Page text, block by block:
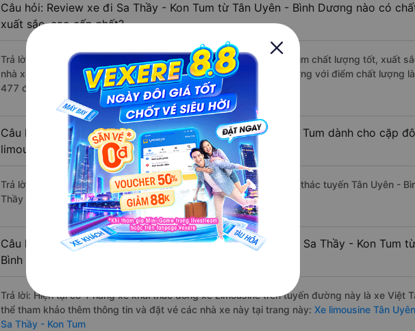
Câu hỏi: Review xe đi Sa Thầy - Kon Tum từ Tân Uyên - Bình Dương nào có
xuất sắc, cao cấp nhất?
Trả lời: Những hãng xe đi Tân Uyên - Bình Dương Sa Thầy - Kon Tum chất lượng tốt, xuất
nhà xe Việt Tân Phát đi Sa Thầy - Kon Tum từ Tân Uyên - Bình Dương với điểm chất lượng
477 đánh giá của khách hàng).
Câu hỏi: Có loại xe Tân Uyên - Bình Dương Sa Thầy - Kon Tum dành cho cặp
limousine phòng đôi không?
Trả lời: Hiện tại chưa có nhà xe nào có loại xe giường nằm đôi khai thác tuyến Tân Uyên -
Thầy - Kon Tum.
Câu hỏi: Các hãng xe nào khai thác dòng xe Limousine đi Sa Thầy - Kon Tum
Bình Dương?
Trả lời: Hiện tại có 1 hãng xe khai thác dòng xe Limousine trên tuyến đường này là xe Việt
thể tham khảo thêm thông tin và đặt vé các nhà xe này tại trang này: Xe limousine Tân
Sa Thầy - Kon Tum